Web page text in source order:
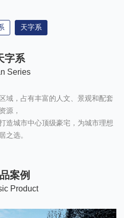
天字系
字系
Series
域，占有丰富的人文、景观和配套
资源，
造城市中心顶级豪宅，为城市理想
之选。
案例
Product